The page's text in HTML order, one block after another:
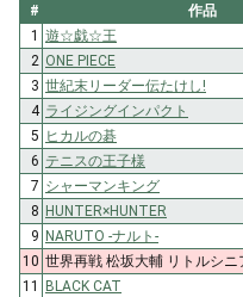
#
作品
1 遊☆戯☆王
2 ONE PIECE
3 世紀末リーダー伝たけし!
4 ライジングインパクト
5 ヒカルの碁
6 テニスの王子様
7 シャーマンキング
8 HUNTER×HUNTER
9 NARUTO -ナルト-
10 世界再戦 松坂大輔 リトルシニ
11 BLACK CAT